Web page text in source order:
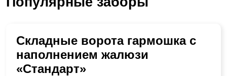
Складные ворота гармошка с
наполнением жалюзи
«Стандарт»